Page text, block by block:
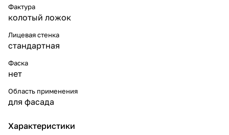
Фактура
колотый ложок
Лицевая стенка
стандартная
Фаска
нет
Область применения
для фасада
Характеристики